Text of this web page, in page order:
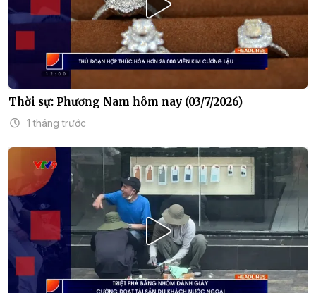
Thời sự: Phương Nam hôm nay (03/7/2026)
1 tháng trước